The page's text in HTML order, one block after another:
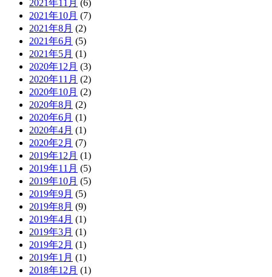
2021年11月 (6)
2021年10月 (7)
2021年8月 (2)
2021年6月 (5)
2021年5月 (1)
2020年12月 (3)
2020年11月 (2)
2020年10月 (2)
2020年8月 (2)
2020年6月 (1)
2020年4月 (1)
2020年2月 (7)
2019年12月 (1)
2019年11月 (5)
2019年10月 (5)
2019年9月 (5)
2019年8月 (9)
2019年4月 (1)
2019年3月 (1)
2019年2月 (1)
2019年1月 (1)
2018年12月 (1)